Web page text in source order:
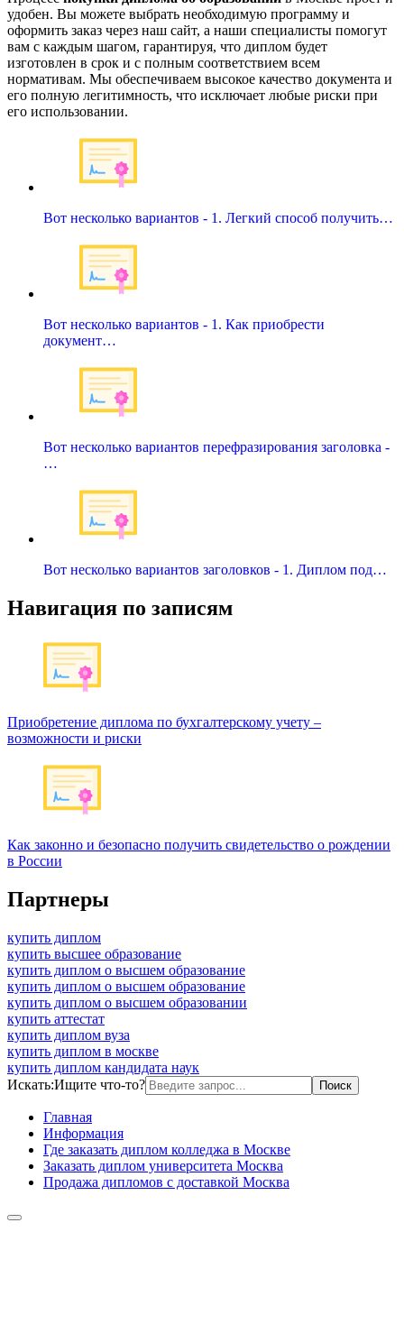
удобен. Вы можете выбрать необходимую программу и
оформить заказ через наш сайт, а наши специалисты помогут
вам с каждым шагом, гарантируя, что диплом будет
изготовлен в срок и с полным соответствием всем
нормативам. Мы обеспечиваем высокое качество документа и
его полную легитимность, что исключает любые риски при
его использовании.
Вот несколько вариантов - 1. Легкий способ получить…
Вот несколько вариантов - 1. Как приобрести
документ…
Вот несколько вариантов перефразирования заголовка -
…
Вот несколько вариантов заголовков - 1. Диплом под…
Навигация по записям
Приобретение диплома по бухгалтерскому учету –
возможности и риски
Как законно и безопасно получить свидетельство о рождении
в России
Партнеры
купить диплом
купить высшее образование
купить диплом о высшем образование
купить диплом о высшем образование
купить диплом о высшем образовании
купить аттестат
купить диплом вуза
купить диплом в москве
купить диплом кандидата наук
Искать:Ищите что-то?
Главная
Информация
Где заказать диплом колледжа в Москве
Заказать диплом университета Москва
Продажа дипломов с доставкой Москва